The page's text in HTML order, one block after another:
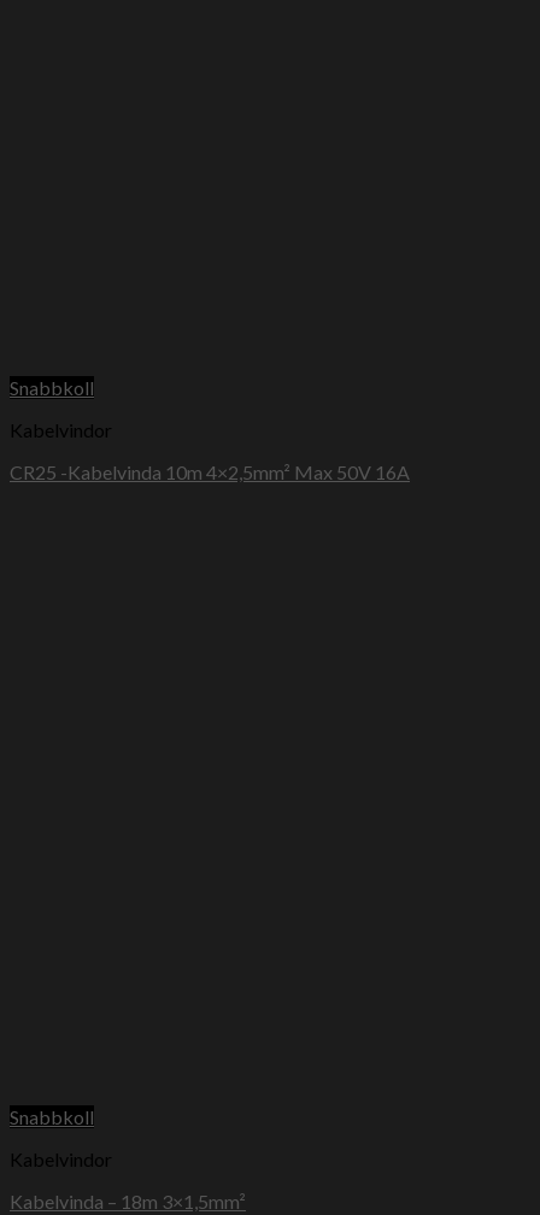
Snabbkoll
Kabelvindor
CR25 -Kabelvinda 10m 4×2,5mm² Max 50V 16A
Snabbkoll
Kabelvindor
Kabelvinda – 18m 3×1,5mm²